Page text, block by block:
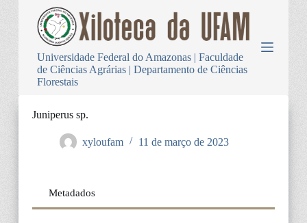
Universidade Federal do Amazonas | Faculdade
de Ciências Agrárias | Departamento de Ciências
Florestais
Juniperus sp.
xyloufam 11 de março de 2023
Metadados